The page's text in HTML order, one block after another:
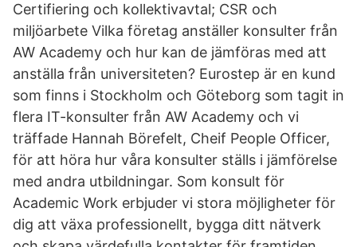
Certifiering och kollektivavtal; CSR och
miljöarbete Vilka företag anställer konsulter från
AW Academy och hur kan de jämföras med att
anställa från universiteten? Eurostep är en kund
som finns i Stockholm och Göteborg som tagit in
flera IT-konsulter från AW Academy och vi
träffade Hannah Börefelt, Cheif People Officer,
för att höra hur våra konsulter ställs i jämförelse
med andra utbildningar. Som konsult för
Academic Work erbjuder vi stora möjligheter för
dig att växa professionellt, bygga ditt nätverk